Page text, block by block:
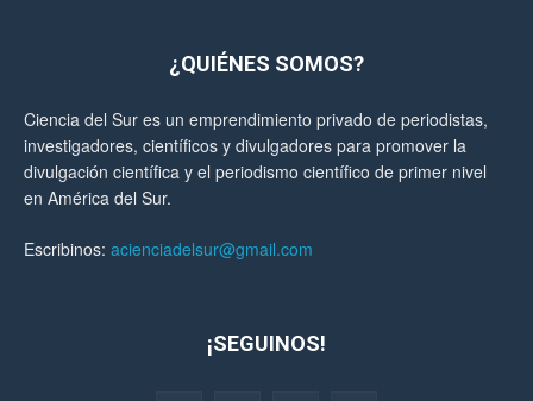
¿QUIÉNES SOMOS?
Ciencia del Sur es un emprendimiento privado de periodistas,
investigadores, científicos y divulgadores para promover la
divulgación científica y el periodismo científico de primer nivel
en América del Sur.
Escribinos: acienciadelsur@gmail.com
¡SEGUINOS!